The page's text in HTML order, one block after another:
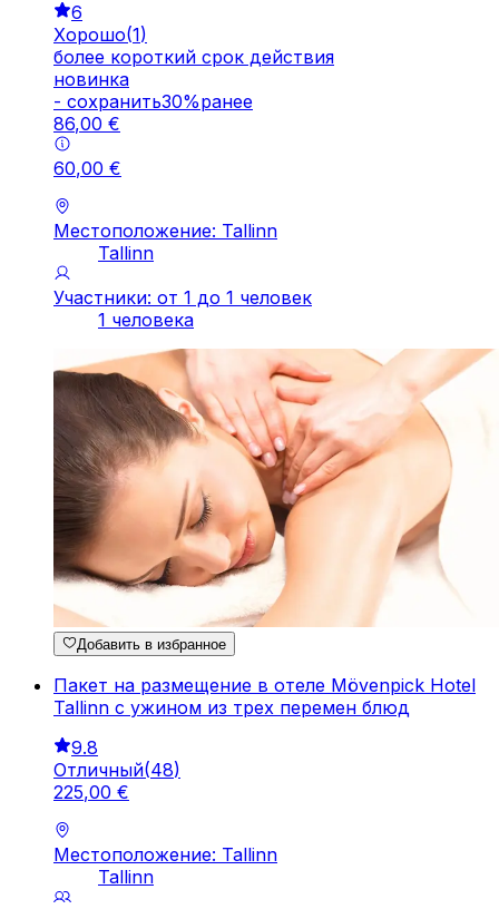
6
Хорошо(1)
более короткий срок действия
новинка
- cохранить30%ранее
86,00 €
60,00 €
Местоположение: Tallinn
Tallinn
Участники: от 1 до 1 человек
1 человека
Добавить в избранное
Пакет на размещение в отеле Mövenpick Hotel
Tallinn с ужином из трех перемен блюд
9.8
Отличный(48)
225,00 €
Местоположение: Tallinn
Tallinn